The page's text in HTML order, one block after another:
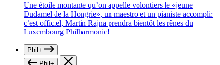
Une étoile montante qu’on appelle volontiers le «jeune
Dudamel de la Hongrie», un maestro et un pianiste accompli:
c’est officiel, Martin Rajna prendra bientôt les rênes du
Luxembourg Philharmonic!
Phil+
Phil+